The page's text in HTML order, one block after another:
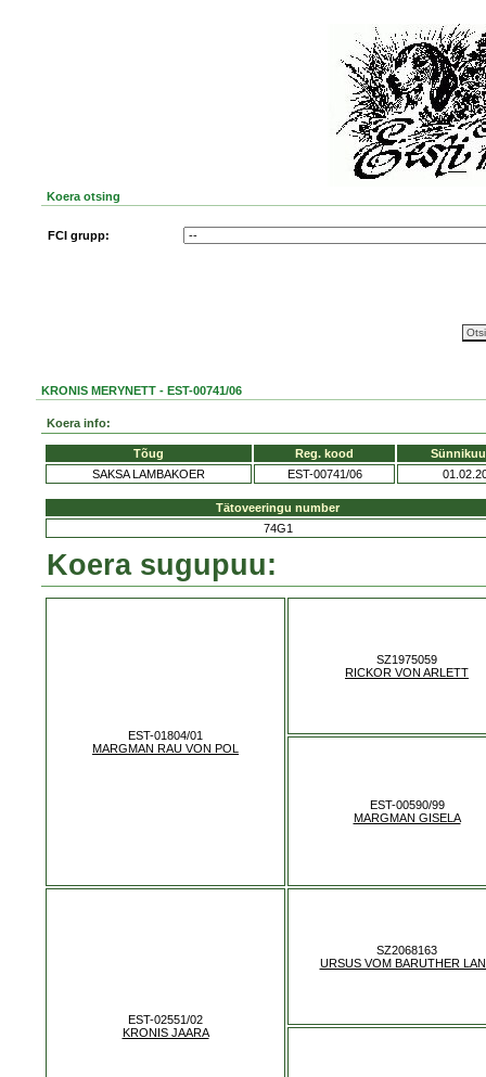
Koera otsing
FCI grupp:
KRONIS MERYNETT - EST-00741/06
Koera info:
Tõug Reg. kood
SAKSA LAMBAKOER
EST-00741/06
Tätoveeringu number
74G1
Koera sugupuu:
EST-01804/01
MARGMAN RAU VON POL
SZ1975059
RICKOR VON ARLETT
EST-00590/99
MARGMAN GISELA
EST-02551/02
KRONIS JAARA
SZ2068163
URSUS VOM BARUTHER